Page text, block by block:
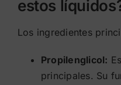
estos
Los ingredientes
Propilenglicol:
principales. Su